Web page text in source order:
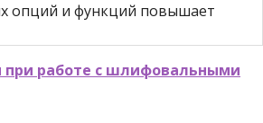
опций и функций повышает
при работе с шлифовальными